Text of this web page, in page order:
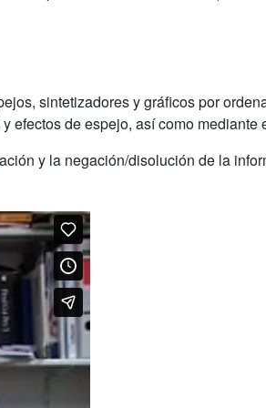
sintetizadoresy gráficos por
y efectosde espejo, así como mediante
y la negación/disolución de la